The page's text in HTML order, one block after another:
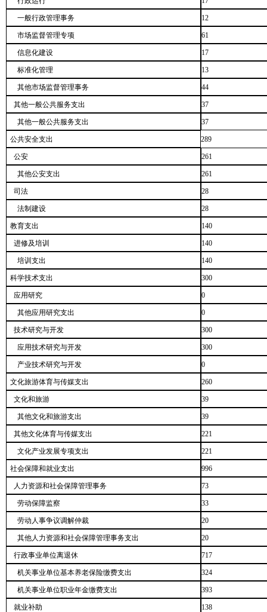
一般行政管理事务 12
市场监督管理专项 61
信息化建设 17
标准化管理 13
其他市场监督管理事务 44
其他一般公共服务支出 37
其他一般公共服务支出 37
公共安全支出 289
公安 261
其他公安支出 261
司法 28
法制建设 28
教育支出 140
进修及培训 140
培训支出 140
科学技术支出 300
应用研究 0
其他应用研究支出 0
技术研究与开发 300
应用技术研究与开发 300
产业技术研究与开发 0
文化旅游体育与传媒支出 260
文化和旅游 39
其他文化和旅游支出 39
其他文化体育与传媒支出 221
文化产业发展专项支出 221
社会保障和就业支出 996
人力资源和社会保障管理事务 73
劳动保障监察 33
劳动人事争议调解仲裁 20
其他人力资源和社会保障管理事务支出 20
行政事业单位离退休 717
机关事业单位基本养老保险缴费支出 324
机关事业单位职业年金缴费支出 393
就业补助 138